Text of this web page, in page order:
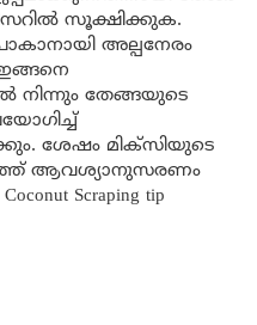
സൂക്ഷിക്കുക.
അല്പനേരം
നിന്നും തേങ്ങയുടെ
ശേഷം മിക്സിയുടെ
ആവശ്യാനുസരണം
Scraping tip